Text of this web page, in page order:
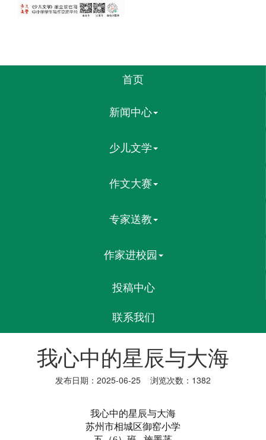
首页
新闻中心
少儿文学
作文大赛
专家送教
作家进校园
投稿中心
联系我们
我心中的星辰与大海
发布日期：2025-06-25 浏览次数：1382
我心中的星辰与大海
苏州市相城区御窑小学